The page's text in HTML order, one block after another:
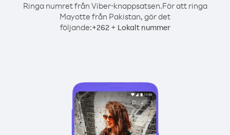
Ringa numret från Viber-knappsatsen.För att ringa
Mayotte från Pakistan, gör det
följande:+262+ Lokalt nummer